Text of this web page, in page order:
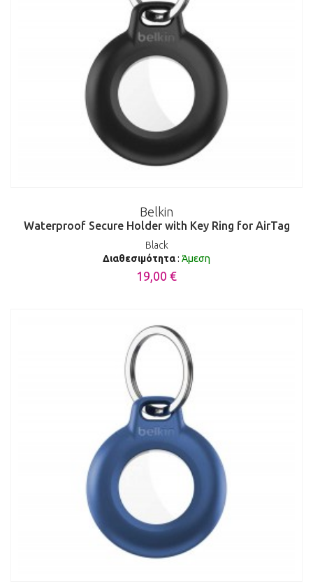
Belkin
Waterproof Secure Holder with Key Ring for AirTag
Black
Διαθεσιμότητα: Άμεση
19,00 €